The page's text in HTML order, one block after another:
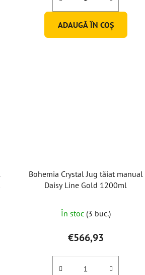
ADAUGĂ ÎN COŞ
Bohemia Crystal Jug tăiat manual
Daisy Line Gold 1200ml
În stoc (3 buc.)
€566,93